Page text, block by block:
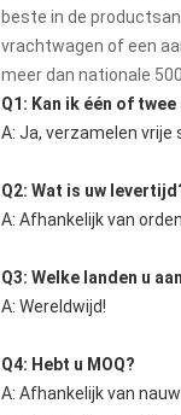
beste in de
vrachtwagen of een
meer dan nationale
Q1: Kan ik één of
A: Ja, verzamelen
Q2: Wat is uw
A: Afhankelijk van
Q3: Welke landen u
A: Wereldwijd!
Q4: Hebt u MOQ?
A: Afhankelijk van